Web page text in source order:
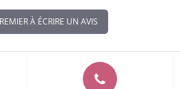
À ÉCRIRE UN AVIS